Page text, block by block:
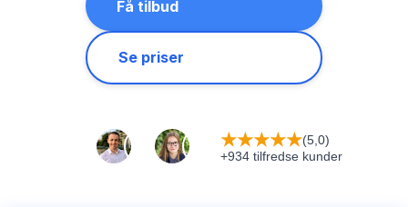
Få tilbud
Se priser
★★★★★(5,0)
+934 tilfredse kunder